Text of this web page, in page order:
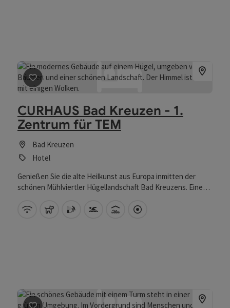
Beitrag merken
CURHAUS Bad Kreuzen - 1.
Zentrum für TEM
Bad Kreuzen
Hotel
Genießen Sie die alte Heilkunst aus Europa inmitten der
schönen Mühlviertler Hügellandschaft Bad Kreuzens. Eine
Zentrum für Traditionelle Europäische Medizin in Bad
seine dazu bei. Typgerecht heilen Jeder Mensch ist anders.
Basierend auf dem jeweiligen Archetypus
W-Lan (kostenlos)
Haustiere erlaubt
Sauna Swimmingpool
Hallenbad